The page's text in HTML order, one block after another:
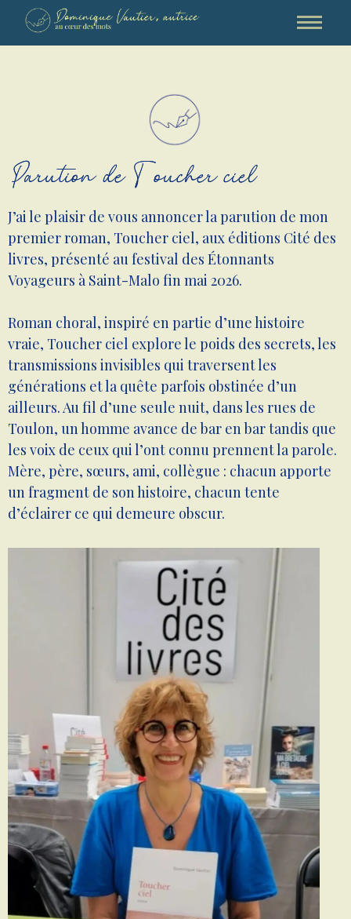
Parution de Toucher ciel
J’ai le plaisir de vous annoncer la parution de mon
premier roman, Toucher ciel, aux éditions Cité des
livres, présenté au festival des Étonnants
Voyageurs à Saint-Malo fin mai 2026.
Roman choral, inspiré en partie d’une histoire
vraie, Toucher ciel explore le poids des secrets, les
transmissions invisibles qui traversent les
générations et la quête parfois obstinée d’un
ailleurs. Au fil d’une seule nuit, dans les rues de
Toulon, un homme avance de bar en bar tandis que
les voix de ceux qui l’ont connu prennent la parole.
Mère, père, sœurs, ami, collègue : chacun apporte
un fragment de son histoire, chacun tente
d’éclairer ce qui demeure obscur.